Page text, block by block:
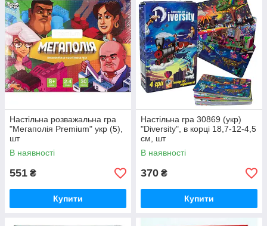
Настільна розважальна гра
"Мегаполія Premium" укр (5),
шт
В наявності
551 ₴
Купити
Настільна гра 30869 (укр)
"Diversity", в корці 18,7-12-4,5
см, шт
В наявності
370 ₴
Купити